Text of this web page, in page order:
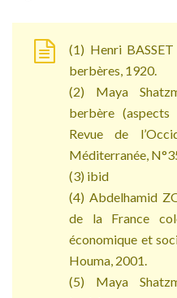
(1) Henri
berbères, 1920.
(2) Maya
berbère
Revue de
Méditerranée,
(3) ibid
(4) Abdelhamid
de la France
économique et
Houma, 2001.
(5) Maya